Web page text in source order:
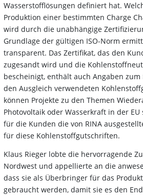
Wasserstofflösungen definiert hat.
Produktion einer bestimmten Charge
wird durch die unabhängige
Grundlage der gültigen ISO-Norm
transparent. Das Zertifikat, das den
zugesandt wird und die
bescheinigt, enthält auch Angaben
den Ausgleich verwendeten
können Projekte zu den Themen
Photovoltaik oder Wasserkraft in der
für die Kunden die von RINA
für diese Kohlenstoffgutschriften.
Klaus Rieger lobte die hervorragende
Nordwest und appellierte an die
dass sie als Überbringer für das
gebraucht werden, damit sie es den